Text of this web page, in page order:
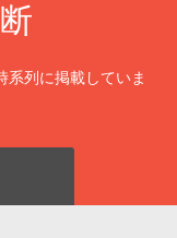
系列に掲載していま